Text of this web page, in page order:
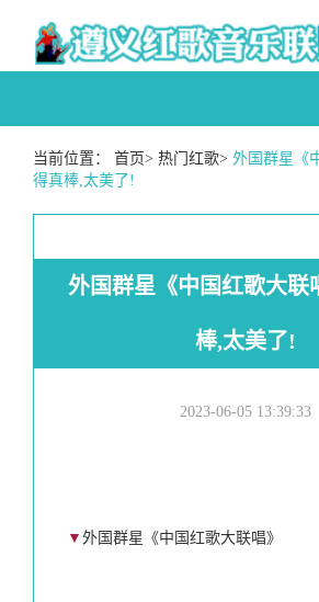
当前位置： 首页> 热门红歌> 外国群星《
得真棒,太美了!
外国群星《中国红歌大联
棒,太美了!
2023-06-05 13:39:33
▼ 外国群星《中国红歌大联唱》